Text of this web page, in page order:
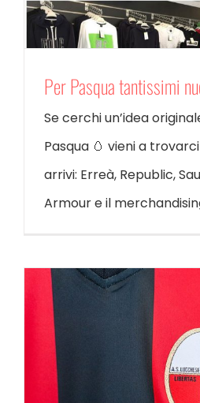
Per Pasqua tantissimi
Se cerchi un’idea
Pasqua 🥚 vieni a
arrivi: Erreà, Republic,
Armour e il